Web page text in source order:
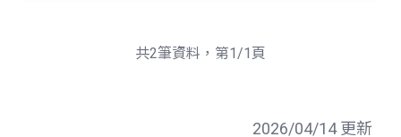
共2筆資料，第1/1頁
2026/04/14 更新